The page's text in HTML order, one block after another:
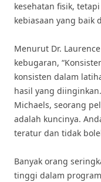
kesehatan fisik,
kebiasaan yang baik
Menurut Dr.
kebugaran,
konsisten dalam
hasil yang
Michaels, seorang
adalah kuncinya.
teratur dan tidak
Banyak orang
tinggi dalam